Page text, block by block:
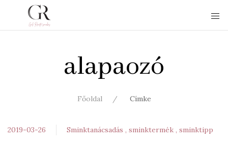
alapaozó
Főoldal Címke
2019-03-26 Sminktanácsadás sminktermék sminktipp